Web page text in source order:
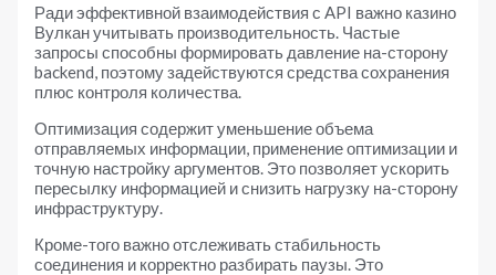
Ради эффективной взаимодействия с API важно казино
Вулкан учитывать производительность. Частые
запросы способны формировать давление на-сторону
backend, поэтому задействуются средства сохранения
плюс контроля количества.
Оптимизация содержит уменьшение объема
отправляемых информации, применение оптимизации и
точную настройку аргументов. Это позволяет ускорить
пересылку информацией и снизить нагрузку на-сторону
инфраструктуру.
Кроме-того важно отслеживать стабильность
соединения и корректно разбирать паузы. Это